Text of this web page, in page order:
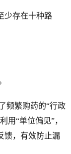
存在十种路
繁购药的“行政
用“单位偏见”，
馈，有效防止漏